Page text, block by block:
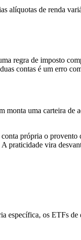
alíquotas de renda
regra de imposto
contas é um erro
uma carteira de
própria o
vira
específica, os ETFs